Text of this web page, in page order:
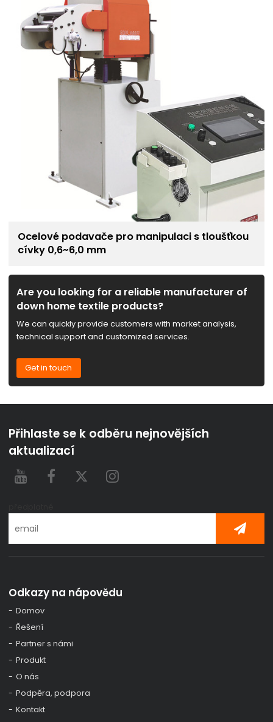
Ocelové podavače pro manipulaci s tloušťkou
cívky 0,6~6,0 mm
Are you looking for a reliable manufacturer of
down home textile products?
We can quickly provide customers with market analysis,
technical support and customized services.
Get in touch
Přihlaste se k odběru nejnovějších
aktualizací
Odkazy na nápovědu
Domov
Řešení
Partner s námi
Produkt
O nás
Podpěra, podpora
Kontakt